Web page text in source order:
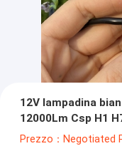
12V lampadina
12000Lm Csp H1
Prezzo：Negotiated